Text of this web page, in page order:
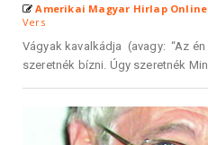
Amerikai Magyar Hirlap Online
Vers
Vágyak kavalkádja (avagy: “Az
szeretnék bízni. Úgy szeretnék